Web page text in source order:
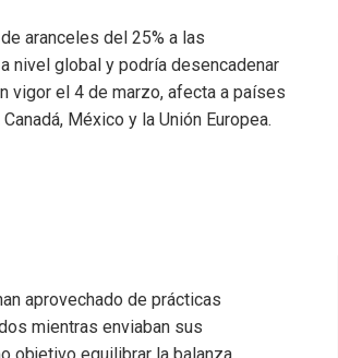
aranceles del 25% a las
nivel global y podría desencadenar
vigor el 4 de marzo, afecta a países
México y la Unión Europea.
aprovechado de prácticas
mientras enviaban sus